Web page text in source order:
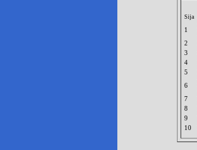
Sija
1
2
3
4
5
6
7
8
9
10